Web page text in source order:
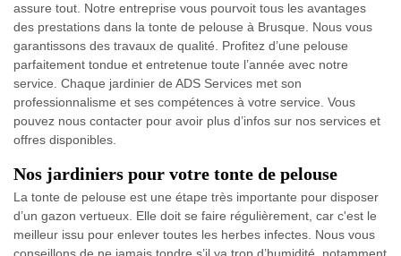
assure tout. Notre entreprise vous pourvoit tous les avantages
des prestations dans la tonte de pelouse à Brusque. Nous vous
garantissons des travaux de qualité. Profitez d’une pelouse
parfaitement tondue et entretenue toute l’année avec notre
service. Chaque jardinier de ADS Services met son
professionnalisme et ses compétences à votre service. Vous
pouvez nous contacter pour avoir plus d’infos sur nos services et
offres disponibles.
Nos jardiniers pour votre tonte de pelouse
La tonte de pelouse est une étape très importante pour disposer
d’un gazon vertueux. Elle doit se faire régulièrement, car c'est le
meilleur issu pour enlever toutes les herbes infectes. Nous vous